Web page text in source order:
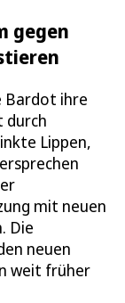
gegen
Bardot ihre
durch
Lippen,
mit neuen
Die
neuen
weit früher